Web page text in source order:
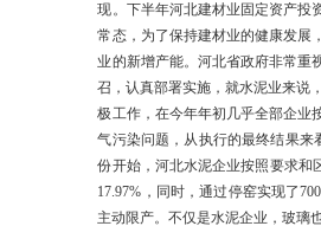
现。下半年河北建材业固定资产投
常态，为了保持建材业的健康发展
业的新增产能。河北省政府非常重
召，认真部署实施，就水泥业来说
极工作，在今年年初几乎全部企业
气污染问题，从执行的最终结果来
份开始，河北水泥企业按照要求和
17.97%，同时，通过停窑实现了
主动限产。不仅是水泥企业，玻璃